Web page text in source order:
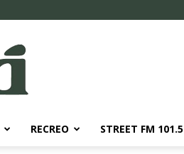
RECREO STREET FM 101.5